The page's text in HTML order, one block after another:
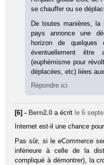
se chauffer ou se
De toutes manières,
pays annonce une
horizon de quelques
éventuellement être
(euphémisme pour
déplacées, etc) liées
Répondre ici
[6] - Bern2.0 a écrit le 6
Internet est-il une chance
Pas sûr, si le eCommerce
inférieure à celle de la
compliqué à démontrer), la